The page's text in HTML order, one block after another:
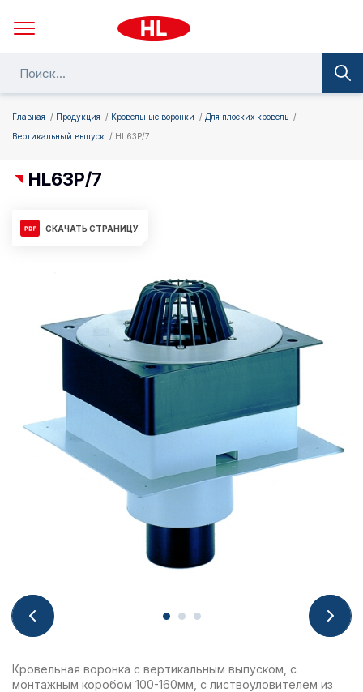
Главная Продукция Кровельные воронки
Для плоских кровель
Вертикальный выпуск
HL63P/7
HL63P/7
СКАЧАТЬ СТРАНИЦУ
Кровельная воронка с вертикальным выпуском, с
монтажным коробом 100-160мм, с листвоуловителем из